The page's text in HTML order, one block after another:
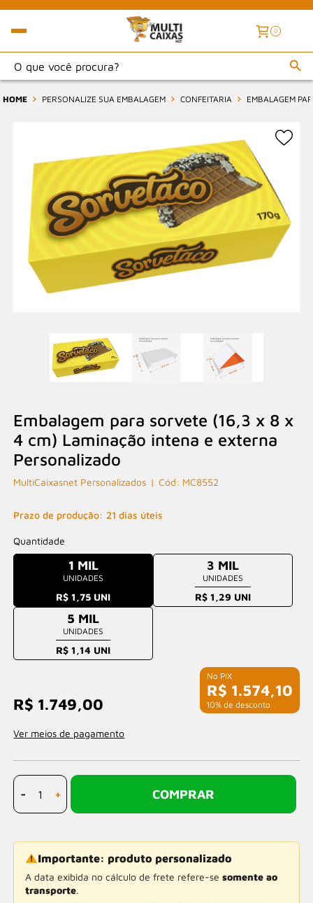
0
HOME PERSONALIZE SUA EMBALAGEM CONFEITARIA EMBALAGEM
Embalagem para sorvete (16,3 x 8 x
4 cm) Laminação intena e externa
Personalizado
MultiCaixasnet Personalizados MC8552
Prazo de produção: 21 dias úteis
Quantidade
1 MIL
UNIDADES
R$ 1,75 UNI
3 MIL
UNIDADES
R$ 1,29 UNI
5 MIL
UNIDADES
R$ 1,14 UNI
R$ 1.574,10
com 10% de desconto
R$ 1.749,00
Ver meios de pagamento
- + COMPRAR
Importante: produto personalizado
A data exibida no cálculo de frete refere-sesomente ao
transporte.